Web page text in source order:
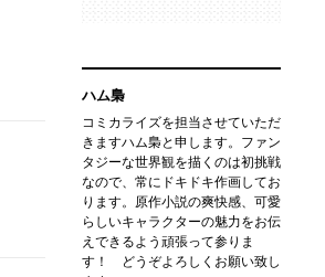
ハム梟
コミカライズを担当させていただ
きますハム梟と申します。ファン
タジーな世界観を描くのは初挑戦
なので、常にドキドキ作画してお
ります。原作小説の爽快感、可愛
らしいキャラクターの魅力をお伝
えできるよう頑張って参りま
す！ どうぞよろしくお願い致し